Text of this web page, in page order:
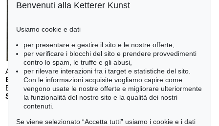
Auction 611 - Lot 125001019
E. SCHUMACHER
Bleibild B-3/1970, 1970
Stima:€ 60,000
Benvenuti alla Ketterer Kunst
Usiamo cookie e dati
per presentare e gestire il sito e le nostre offerte,
per verificare i blocchi del sito e prendere provvedimenti
contro lo spam, le truffe e gli abusi,
per rilevare interazioni fra i target e statistiche del sito.
Con le informazioni acquisite vogliamo capire come
vengono usate le nostre offerte e migliorare ulteriormente
la funzionalità del nostro sito e la qualità dei nostri
contenuti.
Se viene selezionato “Accetta tutti” usiamo i cookie e i dati